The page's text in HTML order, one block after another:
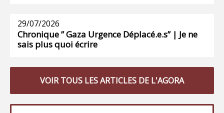
29/07/2026
Chronique ” Gaza Urgence Déplacé.e.s” | Je ne
sais plus quoi écrire
VOIR TOUS LES ARTICLES DE L'AGORA